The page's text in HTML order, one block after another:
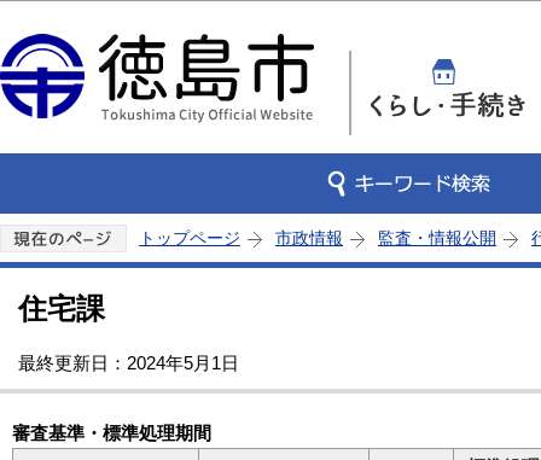
トップページ 市政情報 監査・情報公開
住宅課
最終更新日：2024年5月1日
審査基準・標準処理期間